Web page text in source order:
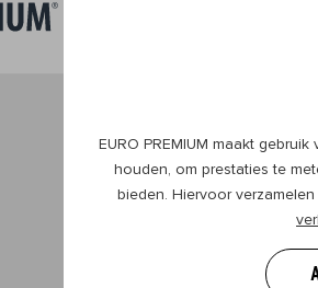
EURO PREMIUM maakt
houden, om prestaties te
bieden. Hiervoor
DogBlog
Alles wat je moet weten